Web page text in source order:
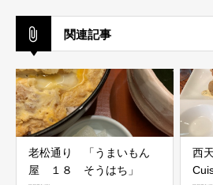
関連記事
老松通り 「うまいもん
屋 １８ そうはち」
西